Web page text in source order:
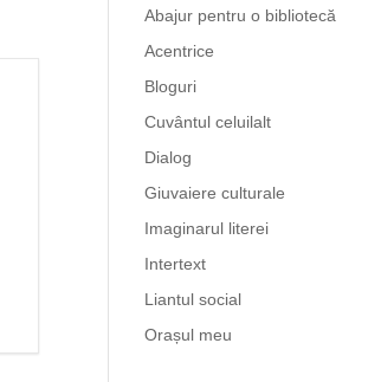
Abajur pentru o bibliotecă
Acentrice
Bloguri
Cuvântul celuilalt
Dialog
Giuvaiere culturale
Imaginarul literei
Intertext
Liantul social
Orașul meu